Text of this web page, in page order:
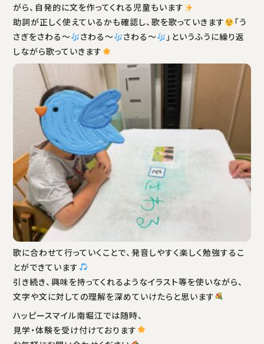
がら、自発的に文を作ってくれる児童もいます
助詞が正しく使えているかも確認し、歌を歌っていきます
「う
さぎをさわる〜
さわる〜 さわる〜
」というふうに繰り返
しながら歌っていきます
歌に合わせて行っていくことで、発音しやすく楽しく勉強するこ
とができています
引き続き、興味を持ってくれるようなイラスト等を使いながら、
文字や文に対しての理解を深めていけたらと思います
ハッピースマイル南堀江では随時、
見学・体験を受け付けております